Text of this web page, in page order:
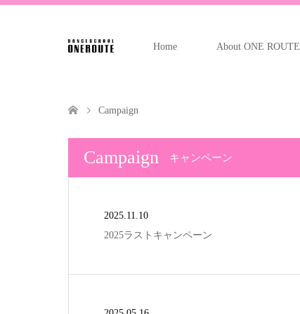
Home About ONE ROUTE
Campaign
Campaign キャンペーン
2025.11.10
2025ラストキャンペーン